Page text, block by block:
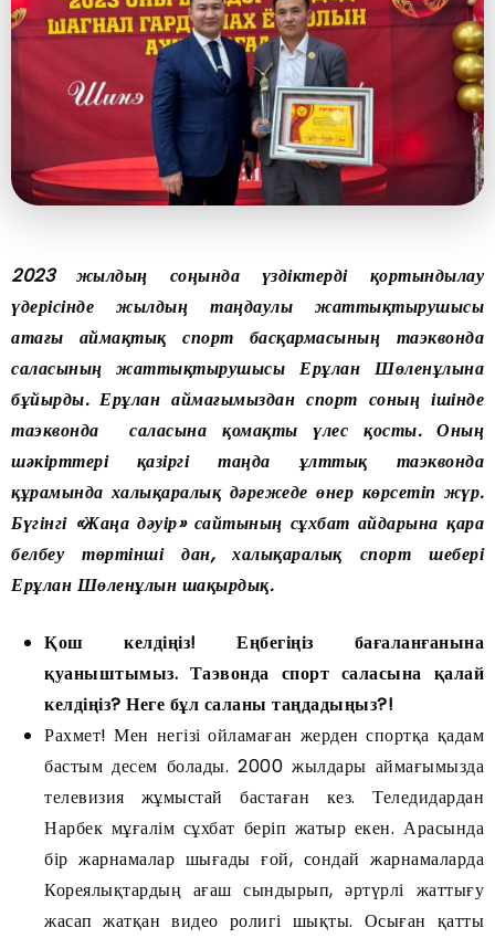
2023 жылдың соңында үздіктерді қортындылау
үдерісінде жылдың таңдаулы жаттықтырушысы
атағы аймақтық спорт басқармасының таэквонда
саласының жаттықтырушысы Ерұлан Шөленұлына
бұйырды. Ерұлан аймағымыздан спорт соның ішінде
таэквонда саласына қомақты үлес қосты. Оның
шәкірттері қазіргі таңда ұлттық таэквонда
құрамында халықаралық дәрежеде өнер көрсетіп жүр.
Бүгінгі «Жаңа дәуір» сайтының сұхбат айдарына қара
белбеу төртінші дан, халықаралық спорт шебері
Ерұлан Шөленұлын шақырдық.
Қош келдіңіз! Еңбегіңіз бағаланғанына
қуаныштымыз. Таэвонда спорт саласына қалай
келдіңіз? Неге бұл саланы таңдадыңыз?!
Рахмет! Мен негізі ойламаған жерден спортқа қадам
бастым десем болады. 2000 жылдары аймағымызда
телевизия жұмыстай бастаған кез. Теледидардан
Нарбек мұғалім сұхбат беріп жатыр екен. Арасында
бір жарнамалар шығады ғой, сондай жарнамаларда
Кореялықтардың ағаш сындырып, әртүрлі жаттығу
жасап жатқан видео ролигі шықты. Осыған қатты